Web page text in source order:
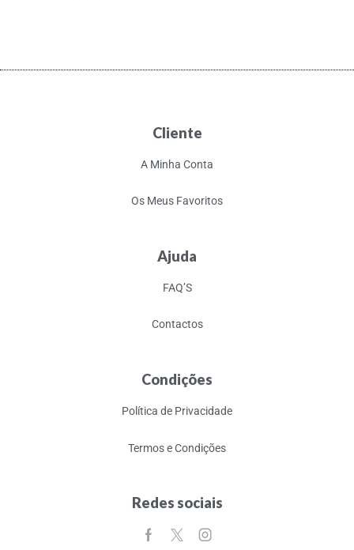
Cliente
A Minha Conta
Os Meus Favoritos
Ajuda
FAQ’S
Contactos
Condições
Política de Privacidade
Termos e Condições
Redes sociais